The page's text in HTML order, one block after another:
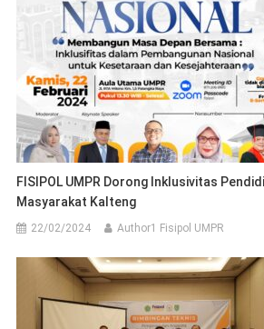
FISIPOL UMPR Dorong Inklusivitas
Masyarakat Kalteng
22/02/2024 Author1 Fisipol UMPR